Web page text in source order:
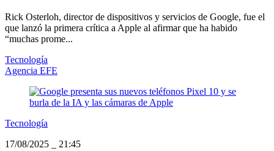
Rick Osterloh, director de dispositivos y servicios de Google, fue el
que lanzó la primera crítica a Apple al afirmar que ha habido
“muchas prome...
Tecnología
Agencia EFE
Tecnología
17/08/2025
21:45